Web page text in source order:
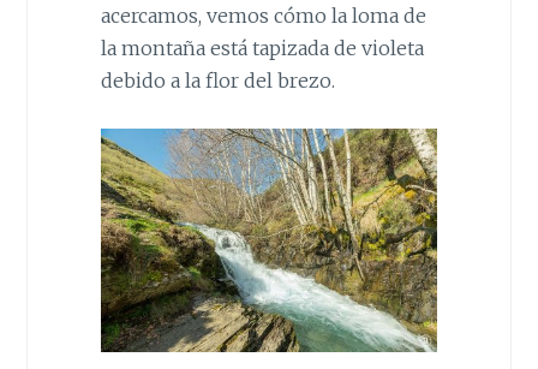
acercamos, vemos cómo la loma de
la montaña está tapizada de violeta
debido a la flor del brezo.